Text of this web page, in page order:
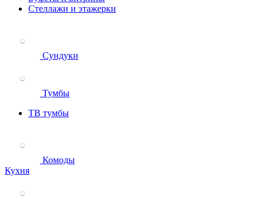
Стеллажи и этажерки
Сундуки
Тумбы
ТВ тумбы
Комоды
Кухня